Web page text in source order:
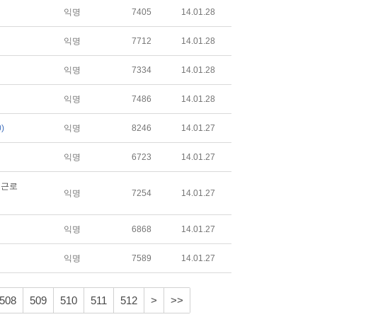
익명 7405 14.01.28
익명 7712 14.01.28
익명 7334 14.01.28
익명 7486 14.01.28
익명 8246 14.01.27
익명 6723 14.01.27
로
익명 7254 14.01.27
익명 6868 14.01.27
익명 7589 14.01.27
508 509 510 511 512 > >>